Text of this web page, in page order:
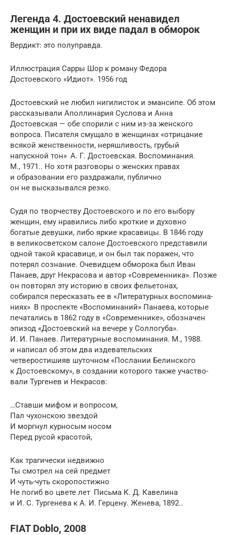
Легенда 4. Достоевский ненавидел
женщин и при их виде падал в обморок
Вердикт: это полуправда.
Иллюстрация Сарры Шор к роману Федора
Достоевского «Идиот». 1956 год
Достоевский не любил нигилисток и эмансипе. Об этом
рассказывали Апол­линария Суслова и Анна
Достоевская — обе спорили с ним из-за женского
вопроса. Писателя смущало в женщинах «отрицание
всякой женственности, неряшливость, грубый
напускной тон» А. Г. Достоевская. Воспоминания.
М., 1971.. Но хотя разговоры о женских правах
и образовании его раздражали, публично
он не высказывался резко.
Судя по творчеству Достоевского и по его выбору
женщин, ему нравились либо кроткие и духовно
богатые девушки, либо яркие красавицы. В 1846 году
в вели­косветском салоне Достоевского представили
одной такой красавице, и он был так поражен, что
потерял сознание. Очевидцем обморока был Иван
Панаев, друг Некрасова и автор «Современника». Позже
он повторял эту историю в своих фельетонах,
собирался пересказать ее в «Литературных воспомина­
ниях» В проспекте «Воспоминаний» Панаева, кото­рые
печатались в 1862 году в «Современ­нике», обозначен
эпизод «Достоевский на вечере у Соллогуба».
И. И. Панаев. Литературные воспоминания. М., 1988.
и написал об этом два издевательских
четверостишияв шуточном «Послании Белинского
к Достоевскому», в создании которого также участ­во­
вали Тургенев и Некрасов:
…Ставши мифом и вопросом,
Пал чухонскою звездой
И моргнул курносым носом
Перед русой красотой,
Как трагически недвижно
Ты смотрел на сей предмет
И чуть-чуть скоропостижно
Не погиб во цвете лет Письма К. Д. Кавелина
и И. С. Тургенева к А. И. Герцену. Женева, 1892..
FIAT Doblo, 2008